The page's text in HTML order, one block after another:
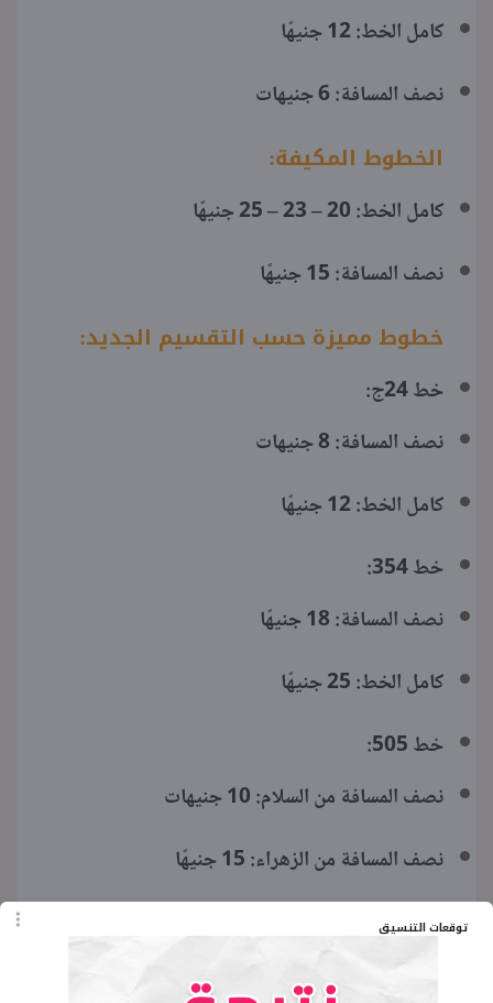
توقعات التنسيق
كامل الخط: 12 جنيهًا
نصف المسافة: 6 جنيهات
الخطوط المكيفة:
كامل الخط: 20 – 23 – 25 جنيهًا
نصف المسافة: 15 جنيهًا
خطوط مميزة حسب التقسيم الجديد:
خط 24ج:
نصف المسافة: 8 جنيهات
كامل الخط: 12 جنيهًا
خط 354:
نصف المسافة: 18 جنيهًا
كامل الخط: 25 جنيهًا
خط 505:
نصف المسافة من السلام: 10 جنيهات
نصف المسافة من الزهراء: 15 جنيهًا
خط 1018 داخل التجمع:
نصف المسافة: 15 جنيهًا